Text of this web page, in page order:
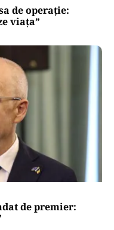
de operație:
viața”
de premier: